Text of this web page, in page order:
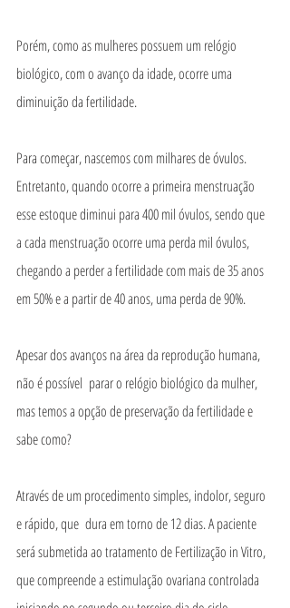
Porém, como as mulheres possuem um relógio
biológico, com o avanço da idade, ocorre uma
diminuição da fertilidade.
Para começar, nascemos com milhares de óvulos.
Entretanto, quando ocorre a primeira menstruação
esse estoque diminui para 400 mil óvulos, sendo que
a cada menstruação ocorre uma perda mil óvulos,
chegando a perder a fertilidade com mais de 35 anos
em 50% e a partir de 40 anos, uma perda de 90%.
Apesar dos avanços na área da reprodução humana,
não é possível  parar o relógio biológico da mulher,
mas temos a opção de preservação da fertilidade e
sabe como?
Através de um procedimento simples, indolor, seguro
e rápido, que  dura em torno de 12 dias. A paciente
será submetida ao tratamento de Fertilização in Vitro,
que compreende a estimulação ovariana controlada